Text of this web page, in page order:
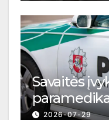
Savaitės
2026-07-29